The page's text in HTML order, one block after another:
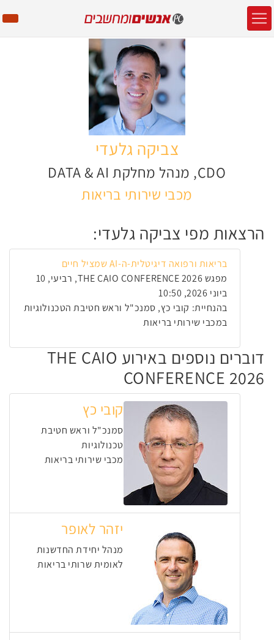
צביקה גלעדי
CDO, מנהל מחלקת DATA & AI
מכבי שירותי בריאות
הרצאות מפי צביקה גלעדי:
בריאות ורפואה דיגיטלית-ה-AI שמציל חיים
מפגש THE CAIO CONFERENCE 2026, רביעי, 10
ביוני 2026, 10:50
בהנחיית: קובי כץ, סמנכ"ל וראש חטיבת הטכנולוגיות
במכבי שירותי בריאות
דוברים נוספים באירוע THE CAIO
CONFERENCE 2026
קובי כץ
סמנכ"ל וראש חטיבת
טכנולוגיות
מכבי שירותי בריאות
יזהר לאופר
מנהל יחידת החדשנות
לאומית שרותי בריאות